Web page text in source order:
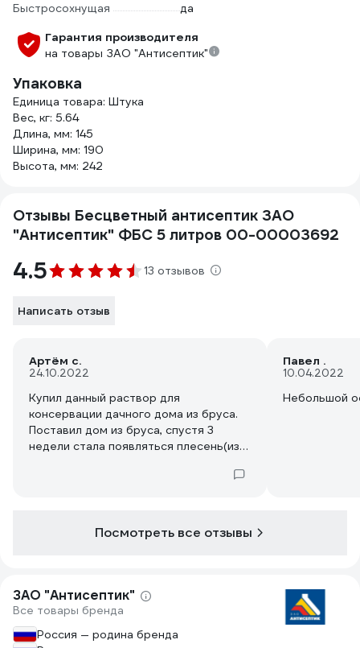
Быстросохнущая
да
Гарантия производителя
на товары ЗАО "Антисептик"
Упаковка
Единица товара: Штука
Вес, кг: 5.64
Длина, мм: 145
Ширина, мм: 190
Высота, мм: 242
Отзывы Бесцветный антисептик ЗАО
"Антисептик" ФБС 5 литров 00-00003692
4.5 13 отзывов
Написать отзыв
Артём с.
24.10.2022
Купил данный раствор для
консервации дачного дома из бруса.
Поставил дом из бруса, спустя 3
недели стала появляться плесень(из-
решение чем-то защитить брус, этот
обработки новых очагов плесени не
появилось, хотя брус влажный. Очень
Павел .
10.04.2022
Небольшой
Посмотреть все отзывы
ЗАО "Антисептик"
Все товары бренда
Россия — родина бренда